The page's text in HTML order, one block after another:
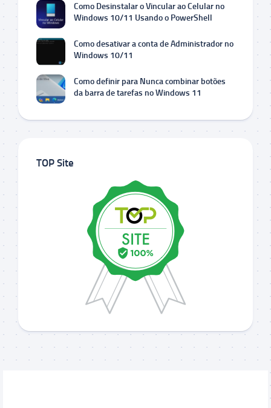
Como Desinstalar o Vincular ao Celular no
Windows 10/11 Usando o PowerShell
Como desativar a conta de Administrador no
Windows 10/11
Como definir para Nunca combinar botões
da barra de tarefas no Windows 11
TOP Site